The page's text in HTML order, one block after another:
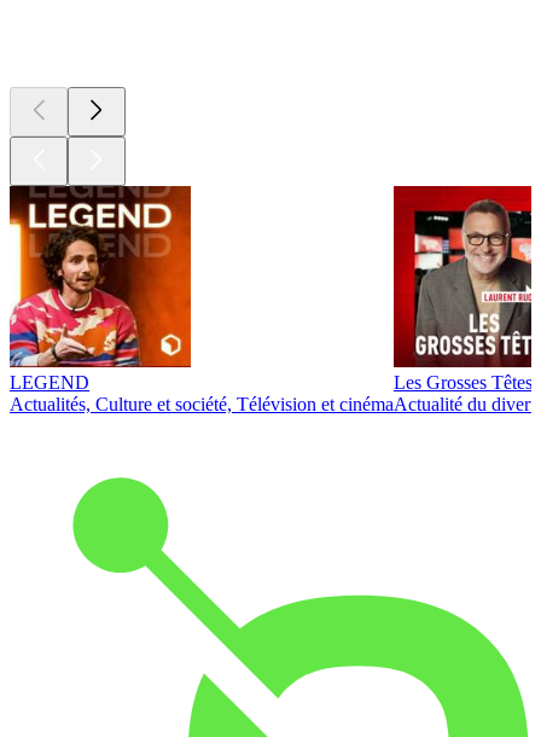
LEGEND
Actualités, Culture et société, Télévision et cinéma
Les Grosses Têtes
Actualité du